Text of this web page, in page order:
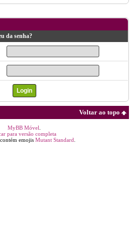
da senha?
Voltar ao topo
MyBB Móvel
para versão completa
emojis Mutant Standard